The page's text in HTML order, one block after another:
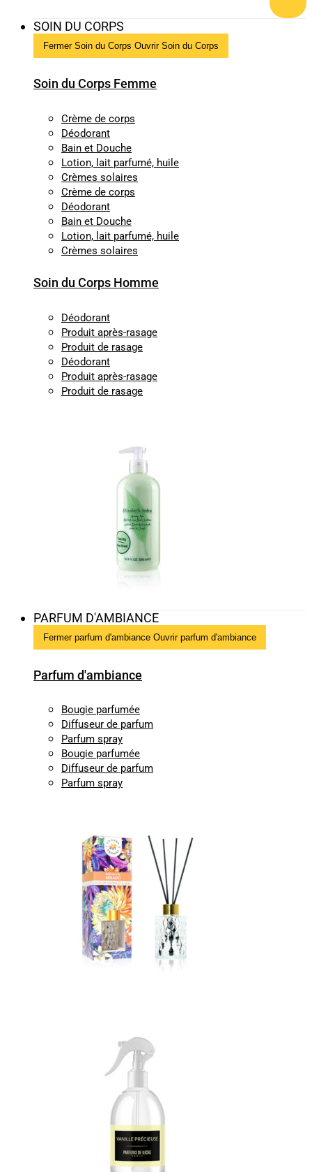
SOIN DU CORPS
Fermer Soin du Corps Ouvrir Soin du Corps
Soin du Corps Femme
Crème de corps
Déodorant
Bain et Douche
Lotion, lait parfumé, huile
Crèmes solaires
Crème de corps
Déodorant
Bain et Douche
Lotion, lait parfumé, huile
Crèmes solaires
Soin du Corps Homme
Déodorant
Produit après-rasage
Produit de rasage
Déodorant
Produit après-rasage
Produit de rasage
PARFUM D'AMBIANCE
Fermer parfum d'ambiance Ouvrir parfum d'ambiance
Parfum d'ambiance
Bougie parfumée
Diffuseur de parfum
Parfum spray
Bougie parfumée
Diffuseur de parfum
Parfum spray